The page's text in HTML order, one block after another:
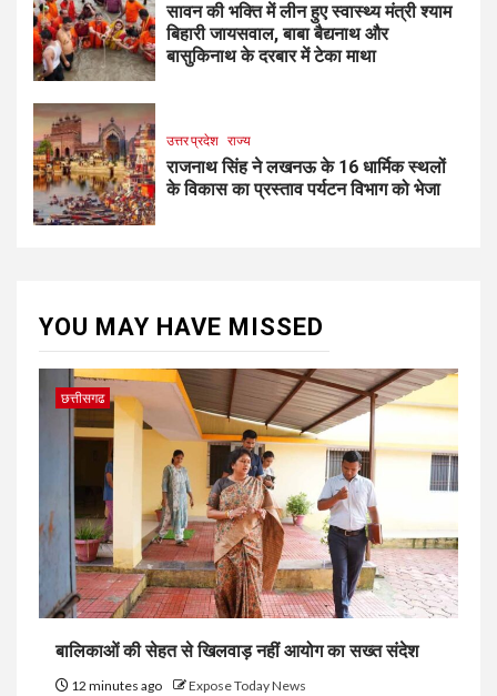
सावन की भक्ति में लीन हुए स्वास्थ्य मंत्री श्याम
बिहारी जायसवाल, बाबा बैद्यनाथ और
बासुकिनाथ के दरबार में टेका माथा
उत्तर प्रदेश राज्य
राजनाथ सिंह ने लखनऊ के 16 धार्मिक स्थलों
के विकास का प्रस्ताव पर्यटन विभाग को भेजा
YOU MAY HAVE MISSED
छत्तीसगढ
बालिकाओं की सेहत से खिलवाड़ नहीं आयोग का सख्त संदेश
12 minutes ago Expose Today News